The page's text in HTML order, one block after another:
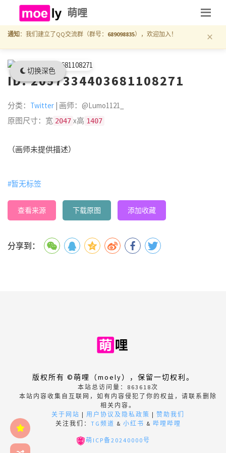
切换深色
萌哩
通知 ：我们建立了QQ交流群（群号： 689098835），欢迎加入！ ×
ID: 2057334403681108271
分类： Twitter | 画师：@Lumo1121_
原图尺寸：宽 2047 x高 1407
（画师未提供描述）
#暂无标签
查看来源 下载原图 添加收藏
分享到：
版权所有 ©萌哩（moely），保留一切权利。
本站总访问量： 863618次
本站内容收集自互联网，如有内容侵犯了你的权益，请联系删除
相关内容。
关于网站 | 用户协议及隐私政策 | 赞助我们
关注我们： TG频道 & 小红书 & 哔哩哔哩
萌ICP备20240000号